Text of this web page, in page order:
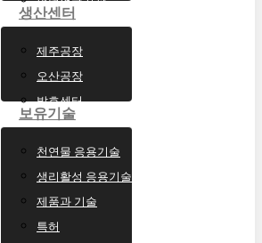
생산센터
제주공장
오산공장
발효센터
보유기술
천연물 응용기술
생리활성 응용기술
제품과 기술
특허